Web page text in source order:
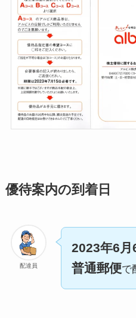
優待案内の到着日
配達員
2023年6月
普通郵便で